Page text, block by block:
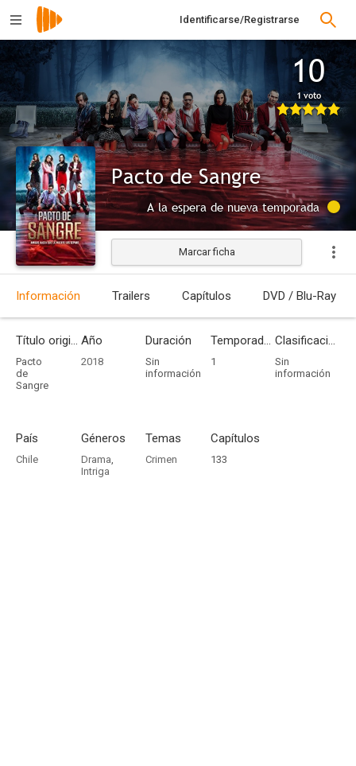
Identificarse/Registrarse
10
1 voto
Pacto de Sangre
A la espera de nueva temporada
Marcar ficha
Información Trailers Capítulos DVD / Blu-Ray
Título original
Pacto
de
Sangre
Año
2018
Duración
Sin
información
Temporadas
1
Clasificación por edades
Sin
información
País
Chile
Géneros
Drama,
Intriga
Temas
Crimen
Capítulos
133